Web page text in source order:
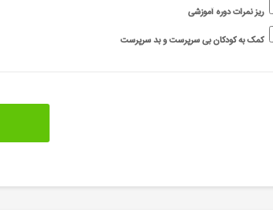
ریز نمرات دوره آموزشی
کمک به کودکان بی سرپرست و بد سرپرست